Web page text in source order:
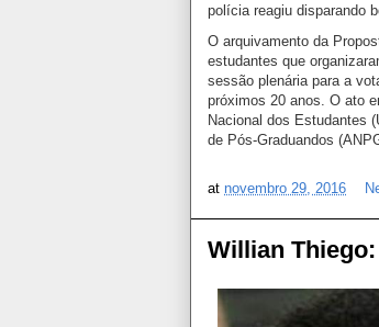
polícia reagiu disparando
O arquivamento da
estudantes que
sessão plenária para a
próximos 20 anos. O ato
Nacional dos Estudantes
de Pós-Graduandos
at novembro 29, 2016
Willian